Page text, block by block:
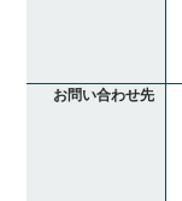
お問い合わせ先